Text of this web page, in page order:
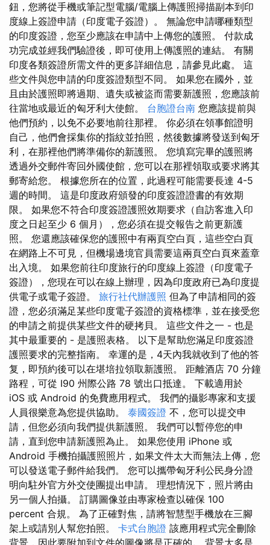
鈕，您將從手機或筆記型電腦/電腦上傳護照掃描副本到印
度線上簽證申請（印度電子簽證）。 無論您申請哪種類型
的印度簽證，您至少應該在申請中上傳您的護照。 付款成
功完成並經我們驗證後，即可使用上傳護照的連結。 有關
印度各類簽證所需文件的更多詳細信息，請參見此處。 這
些文件與您申請的印度簽證類型不同。 如果您在國外，並
且由於護照即將過期、遺失或被盜而需要新護照，您應該前
往當地或最近的匈牙利大使館。 台胞證台南 您應該提前與
他們預約，以免不必要地前往那裡。 你必須在領事館證明
自己，他們會採集你的指紋並拍照，然後數據將發送到匈牙
利，在那裡他們將準備你的新護照。 您填寫完畢的護照將
透過外交郵件寄回外國使館，您可以在那裡領取或要求將其
郵寄給您。 根據您所在的位置，此過程可能需要長達 4-5
週的時間。 這是印度政府頒發的印度簽證證書的有效期
限。 如果您不符合印度簽證護照效期要求（自訪客進入印
度之日起至少 6 個月），您必須在提交報告之前更新護
照。 您還應該確保您的護照中有兩頁空白頁，這些空白頁
在網路上不可見，但機場邊境官員需要這兩頁空白頁來蓋章
出入境。 如果您前往印度旅行的印度線上簽證（印度電子
簽證），您現在可以在線上辦理，因為印度政府已為印度提
供電子或電子簽證。 旅行社代辦護照 但為了申請相同的簽
證，您必須滿足某些印度電子簽證的資格標準，並在接受您
的申請之前提供某些文件的硬拷貝。 這些文件之一 - 也是
其中最重要的 - 是護照表格。 以下是幫助您滿足印度簽證
護照要求的完整指南。 幸運的是，4天內我就收到了他的答
复，即預約後可以在堪培拉領取新護照。 距離酒店 70 分鐘
路程，可從 I90 州際公路 78 號出口抵達。 下載適用於
iOS 或 Android 的免費應用程式。 我們的攝影專家和支援
人員很樂意為您提供協助。 泰國簽證 不，您可以提交申
請，但您必須向我們提供新護照。 我們可以暫停您的申
請，直到您申請新護照為止。 如果您使用 iPhone 或
Android 手機拍攝護照照片，如果文件太大而無法上傳，您
可以發送電子郵件給我們。 您可以攜帶匈牙利公民身分證
明向駐外官方外交使團提出申請。 理想情況下，照片將由
另一個人拍攝。 訂購圖像並由專家檢查以確保 100
percent 合規。 為了正確對焦，請將智慧型手機放在三腳
架上或請別人幫您拍照。 卡式台胞證 該應用程式完全刪除
背景，因此要附加到文件的圖像將是正確的。 背景大多是